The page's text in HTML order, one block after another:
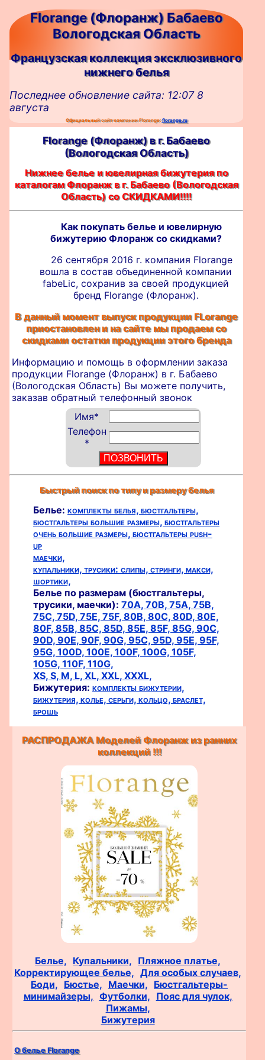
Florange (Флоранж) Бабаево
Вологодская Область
Французская коллекция эксклюзивного
нижнего белья
Последнее обновление сайта: 12:07 8
августа
Официальный сайт компании Florange:florange.ru
Florange (Флоранж) в г. Бабаево
(Вологодская Область)
Нижнее белье и ювелирная бижутерия по
каталогам Флоранж в г. Бабаево (Вологодская
Область) со СКИДКАМИ!!!!
Как покупать белье и ювелирную
бижутерию Флоранж со скидками?
26 сентября 2016 г. компания Florange
вошла в состав объединенной компании
fabeLic, сохранив за своей продукцией
бренд Florange (Флоранж).
В данный момент выпуск продукции FLorange
приостановлен и на сайте мы продаем со
скидками остатки продукции этого бренда
Информацию и помощь в оформлении заказа
продукции Florange (Флоранж) в г. Бабаево
(Вологодская Область) Вы можете получить,
заказав обратный телефонный звонок
Имя*
Телефон
*
Быстрый поиск по типу и размеру белья
Белье: комплекты белья, бюстгальтеры,
бюстгальтеры большие размеры, бюстгальтеры
очень большие размеры, бюстгальтеры push-
up
маечки,
купальники, трусики: слипы, стринги, макси,
шортики,
Белье по размерам (бюстгальтеры,
трусики, маечки): 70A, 70B, 75A, 75B,
75C, 75D, 75E, 75F, 80B, 80C, 80D, 80E,
80F, 85B, 85C, 85D, 85E, 85F, 85G, 90C,
90D, 90E, 90F, 90G, 95C, 95D, 95E, 95F,
95G, 100D, 100E, 100F, 100G, 105F,
105G, 110F, 110G,
XS, S, M, L, XL, XXL, XXXL,
Бижутерия: комплекты бижутерии,
бижутерия, колье, серьги, кольцо, браслет,
брошь
РАСПРОДАЖА Моделей Флоранж из ранних
коллекций !!!
Белье, Купальники, Пляжное платье,
Корректирующее белье, Для особых случаев,
Боди, Бюстье, Маечки, Бюстгальтеры-
минимайзеры, Футболки, Пояс для чулок,
Пижамы,
Бижутерия
О белье Florange